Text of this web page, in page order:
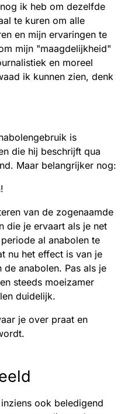
ik heb om dezelfde
te kuren om alle
en mijn ervaringen te
mijn "maagdelijkheid"
en moreel
ik kunnen zien, denk
is
die hij beschrijft qua
Maar belangrijker nog:
van de zogenaamde
die je ervaart als je net
al anabolen te
nu het effect is van je
anabolen. Pas als je
steeds moeizamer
duidelijk.
je over praat en
ook beledigend